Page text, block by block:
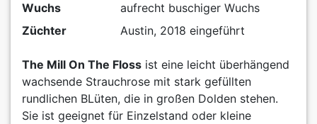
Wuchs
aufrecht buschiger Wuchs
Züchter
Austin, 2018 eingeführt
The Mill On The Floss ist eine leicht überhängend
wachsende Strauchrose mit stark gefüllten
rundlichen BLüten, die in großen Dolden stehen.
Sie ist geeignet für Einzelstand oder kleine